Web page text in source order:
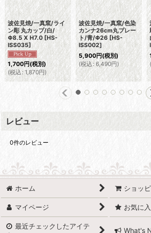
波佐見焼/一真窯/ライ
ン彫 丸カップ/白/
Φ8.5 X H7.0 [HS-
ISS035]
1,700円(税別)
(税込 : 1,870円)
波佐見焼/一真窯/色染
カンナ26cm丸プレー
ト/青/Φ26 [HS-
ISS002]
5,900円(税別)
(税込: 6,490円)
(
レビュー
0件のレビュー
ホーム ショッ
マイページ お気に
最近チェックしたアイテ
What's